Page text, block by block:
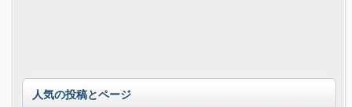
人気の投稿とページ